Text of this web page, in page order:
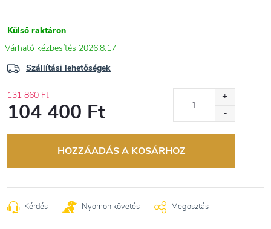
Külső raktáron
2026.8.17
Szállítási lehetőségek
131 860 Ft
104 400 Ft
HOZZÁADÁS A KOSÁRHOZ
Kérdés Nyomon követés Megosztás